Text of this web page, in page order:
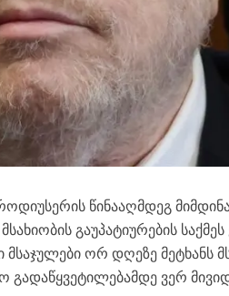
წინააღმდეგ
გაუპატიურების
მსაჯულები ორ დღეზე მეტხანს
ვერ